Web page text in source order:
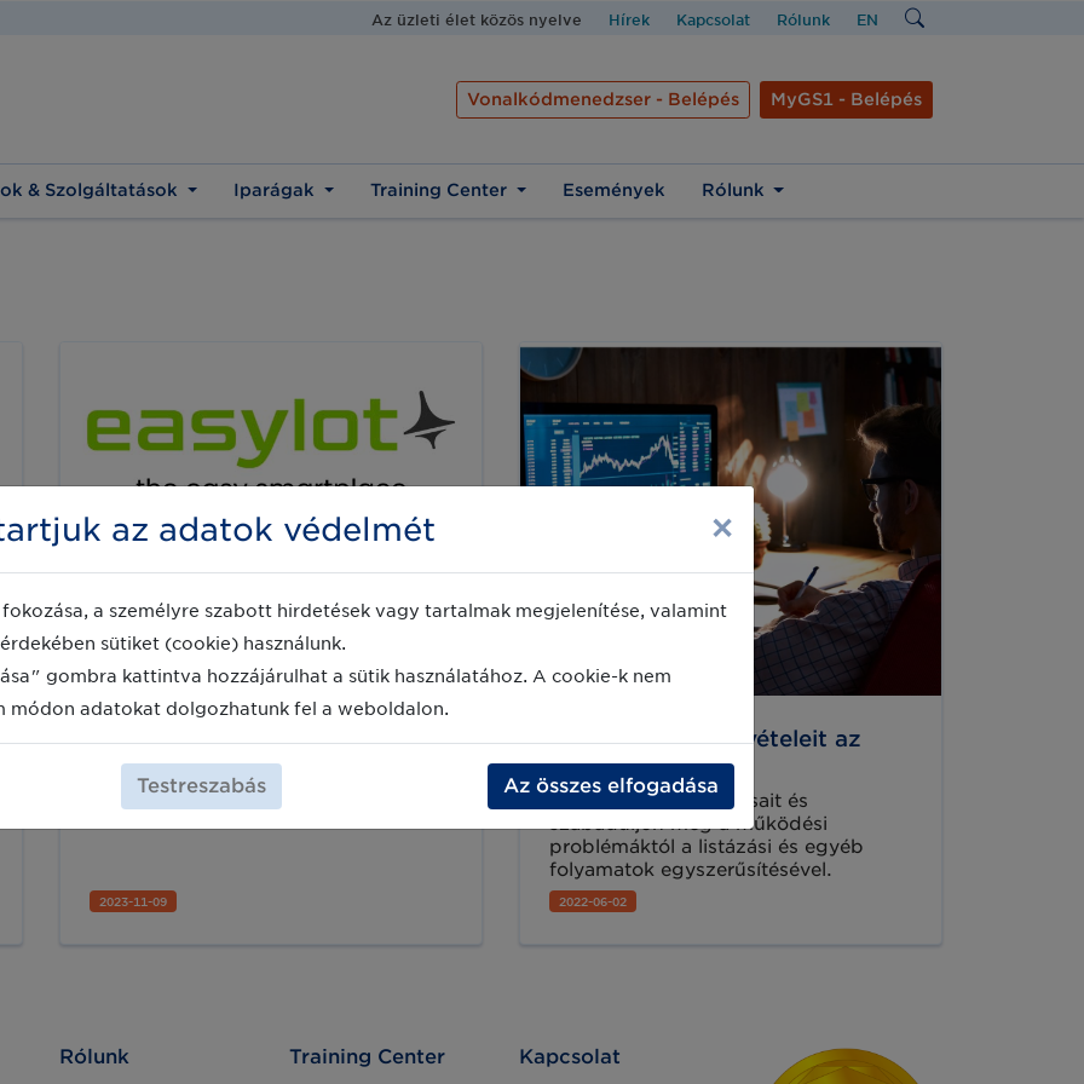
Az üzleti élet közös nyelve Hírek Kapcsolat Rólunk EN
Vonalkódmenedzser - Belépés MyGS1 - Belépés
& Szolgáltatások Iparágak Training Center Események Rólunk
partnerünk: az Easylot
A GS1 Magyarország Szolgáltatói
Programjában egy új, innovatív
szereplővel bővült a partnereink sora:
mélyebben betekintést nyerhetnek az
Easylot által kínált lehetőségekbe.
2023-11-09
Növelje online bevételeit az
easySales-el!
Növelje bevételi forrásait és
szabaduljon meg a működési
problémáktól a listázási és egyéb
folyamatok egyszerűsítésével.
2022-06-02
Rólunk Training Center Kapcsolat
az adatok védelmét ×
a személyre szabott hirdetések vagy tartalmak megjelenítése, valamint
sütiket (cookie) használunk.
gombra kattintva hozzájárulhat a sütik használatához. A cookie-k nem
módon adatokat dolgozhatunk fel a weboldalon.
Testreszabás Az összes elfogadása